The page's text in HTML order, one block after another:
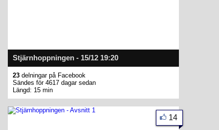
Stjärnhoppningen - 15/12 19:20
23 delningar på Facebook
Sändes för 4617 dagar sedan
Längd: 15 min
14